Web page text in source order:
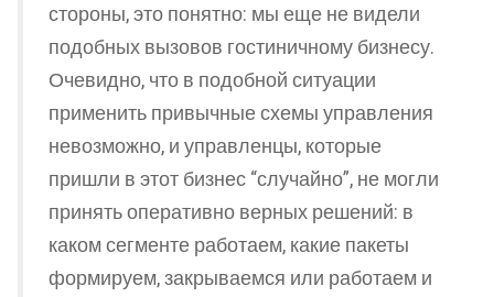
стороны, это понятно: мы еще не видели
подобных вызовов гостиничному бизнесу.
Очевидно, что в подобной ситуации
применить привычные схемы управления
невозможно, и управленцы, которые
пришли в этот бизнес “случайно”, не могли
принять оперативно верных решений: в
каком сегменте работаем, какие пакеты
формируем, закрываемся или работаем и